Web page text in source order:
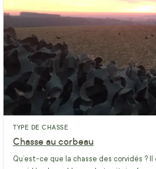
TYPE DE CHASSE
Chasse au corbeau
Qu’est-ce que la chasse des corvidés ?